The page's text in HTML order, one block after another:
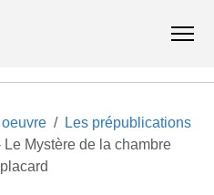
Les prépublications
Mystère de la chambre